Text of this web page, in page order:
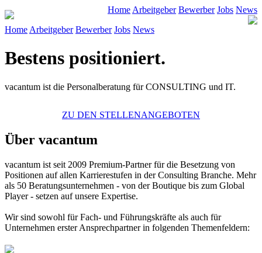
Home Arbeitgeber Bewerber Jobs News
Home Arbeitgeber Bewerber Jobs News
Bestens positioniert.
vacantum ist die Personalberatung für CONSULTING und IT.
ZU DEN STELLENANGEBOTEN
Über vacantum
vacantum ist seit 2009 Premium-Partner für die Besetzung von
Positionen auf allen Karrierestufen in der Consulting Branche. Mehr
als 50 Beratungsunternehmen - von der Boutique bis zum Global
Player - setzen auf unsere Expertise.
Wir sind sowohl für Fach- und Führungskräfte als auch für
Unternehmen erster Ansprechpartner in folgenden Themenfeldern: